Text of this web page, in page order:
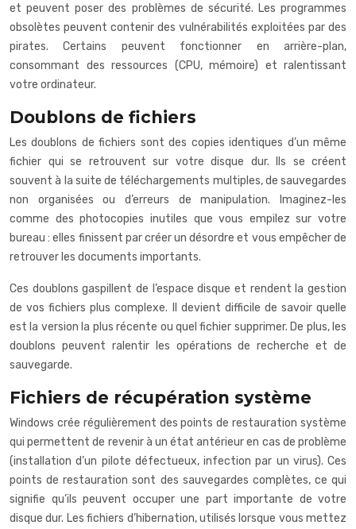
et peuvent poser des problèmes de sécurité. Les programmes
obsolètes peuvent contenir des vulnérabilités exploitées par des
pirates. Certains peuvent fonctionner en arrière-plan,
consommant des ressources (CPU, mémoire) et ralentissant
votre ordinateur.
Doublons de fichiers
Les doublons de fichiers sont des copies identiques d’un même
fichier qui se retrouvent sur votre disque dur. Ils se créent
souvent à la suite de téléchargements multiples, de sauvegardes
non organisées ou d’erreurs de manipulation. Imaginez-les
comme des photocopies inutiles que vous empilez sur votre
bureau : elles finissent par créer un désordre et vous empêcher de
retrouver les documents importants.
Ces doublons gaspillent de l’espace disque et rendent la gestion
de vos fichiers plus complexe. Il devient difficile de savoir quelle
est la version la plus récente ou quel fichier supprimer. De plus, les
doublons peuvent ralentir les opérations de recherche et de
sauvegarde.
Fichiers de récupération système
Windows crée régulièrement des points de restauration système
qui permettent de revenir à un état antérieur en cas de problème
(installation d’un pilote défectueux, infection par un virus). Ces
points de restauration sont des sauvegardes complètes, ce qui
signifie qu’ils peuvent occuper une part importante de votre
disque dur. Les fichiers d’hibernation, utilisés lorsque vous mettez